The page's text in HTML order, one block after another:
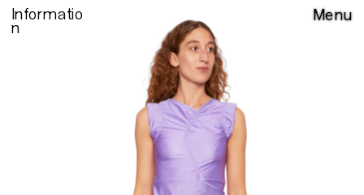
Informatio
n
Menu